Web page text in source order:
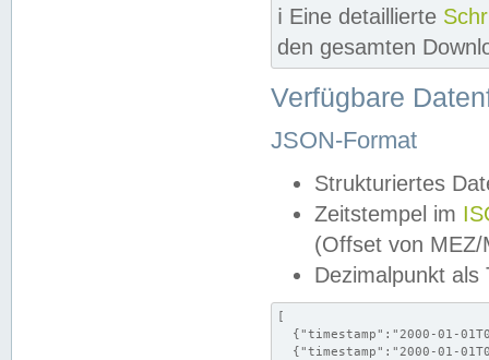
ℹ️ Eine detaillierte
den gesamten
Verfügbare
JSON-Format
Strukturiertes
Zeitstempel im
(Offset von MEZ/
Dezimalpunkt als
[
{"timestamp":"2000-01-
{"timestamp":"2000-01-